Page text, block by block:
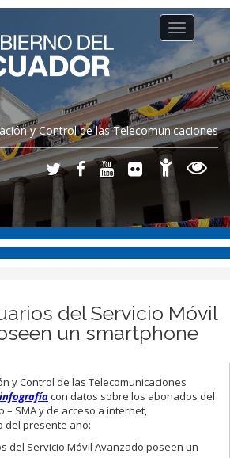
y Control de las Telecomunicaciones
Toggle
navigation
del Servicio Móvil
un smartphone
y Control de las Telecomunicaciones
infografíacon datos sobre los abonados del
– SMA y de acceso a internet,
del presente año:
del Servicio Móvil Avanzado poseen un